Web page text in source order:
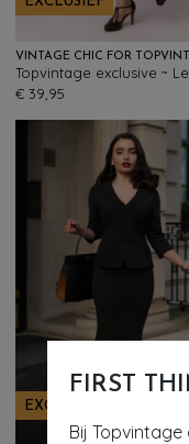
FIRST
Bij
€ 39,95
EXCLUSIEF